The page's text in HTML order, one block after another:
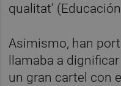
qualitat'
Asimismo, han
llamaba a
un gran cartel con